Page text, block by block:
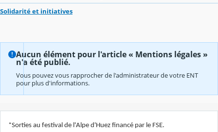
Solidarité et initiatives
Aucun élément pour l'article « Mentions légales »
n'a été publié.
Vous pouvez vous rapprocher de l'administrateur de votre ENT
pour plus d'informations.
*Sorties au festival de l'Alpe d'Huez financé par le FSE.